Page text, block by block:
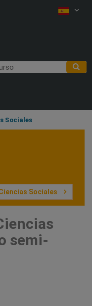
Sociales
Sociales
semi-